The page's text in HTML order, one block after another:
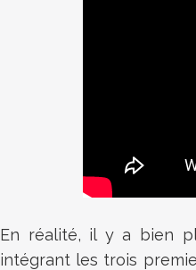
En réalité, il y a bien
intégrant les trois